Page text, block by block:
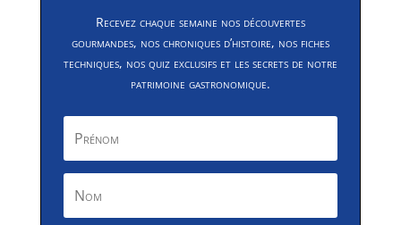
Recevez chaque semaine nos découvertes
gourmandes, nos chroniques d’histoire, nos fiches
techniques, nos quiz exclusifs et les secrets de notre
patrimoine gastronomique.